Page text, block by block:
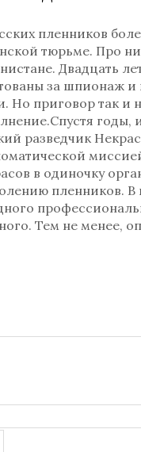
пленников
тюрьме. Про
Двадцать
за шпионаж
Но приговор так и
годы,
разведчик
в одиночку
пленников. В
Тем не менее,